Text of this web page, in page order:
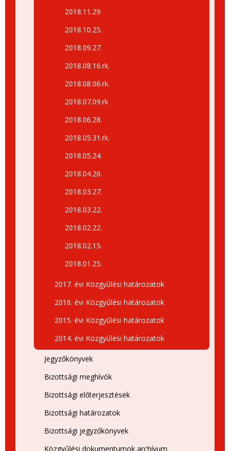
2018.11.29
2018.10.25.
2018.09.27.
2018.08.16.rk.
2018.08.06.rk.
2018.07.09.rk
2018.06.28.
2018.05.31.rk.
2018.05.24.
2018.04.26.
2018.03.27.
2018.03.22.
2018.02.22.
2018.02.15.
2018.01.25.
2017. évi Közgyűlési határozatok
2016. évi Közgyűlési határozatok
2015. évi Közgyűlési határozatok
2014. évi Közgyűlési határozatok
Jegyzőkönyvek
Bizottsági meghívók
Bizottsági előterjesztések
Bizottsági határozatok
Bizottsági jegyzőkönyvek
Közgyűlési dokumentumok archívum